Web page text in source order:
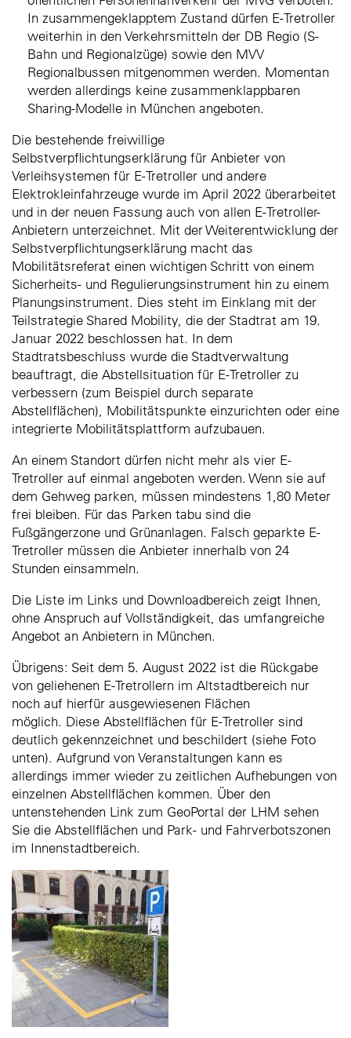
In zusammengeklapptem Zustand dürfen E-Tretroller
weiterhin in den Verkehrsmitteln der DB Regio (S-
Bahn und Regionalzüge) sowie den MVV
Regionalbussen mitgenommen werden. Momentan
werden allerdings keine zusammenklappbaren
Sharing-Modelle in München angeboten.
Die bestehende freiwillige
Selbstverpflichtungserklärung für Anbieter von
Verleihsystemen für E-Tretroller und andere
Elektrokleinfahrzeuge wurde im April 2022 überarbeitet
und in der neuen Fassung auch von allen E-Tretroller-
Anbietern unterzeichnet. Mit der Weiterentwicklung der
Selbstverpflichtungserklärung macht das
Mobilitätsreferat einen wichtigen Schritt von einem
Sicherheits- und Regulierungsinstrument hin zu einem
Planungsinstrument. Dies steht im Einklang mit der
Teilstrategie Shared Mobility, die der Stadtrat am 19.
Januar 2022 beschlossen hat. In dem
Stadtratsbeschluss wurde die Stadtverwaltung
beauftragt, die Abstellsituation für E-Tretroller zu
verbessern (zum Beispiel durch separate
Abstellflächen), Mobilitätspunkte einzurichten oder eine
integrierte Mobilitätsplattform aufzubauen.
An einem Standort dürfen nicht mehr als vier E-
Tretroller auf einmal angeboten werden. Wenn sie auf
dem Gehweg parken, müssen mindestens 1,80 Meter
frei bleiben. Für das Parken tabu sind die
Fußgängerzone und Grünanlagen. Falsch geparkte E-
Tretroller müssen die Anbieter innerhalb von 24
Stunden einsammeln.
Die Liste im Links und Downloadbereich zeigt Ihnen,
ohne Anspruch auf Vollständigkeit, das umfangreiche
Angebot an Anbietern in München.
Übrigens: Seit dem 5. August 2022 ist die Rückgabe
von geliehenen E-Tretrollern im Altstadtbereich nur
noch auf hierfür ausgewiesenen Flächen
möglich. Diese Abstellflächen für E-Tretroller sind
deutlich gekennzeichnet und beschildert (siehe Foto
unten). Aufgrund von Veranstaltungen kann es
allerdings immer wieder zu zeitlichen Aufhebungen von
einzelnen Abstellflächen kommen. Über den
untenstehenden Link zum GeoPortal der LHM sehen
Sie die Abstellflächen und Park- und Fahrverbotszonen
im Innenstadtbereich.